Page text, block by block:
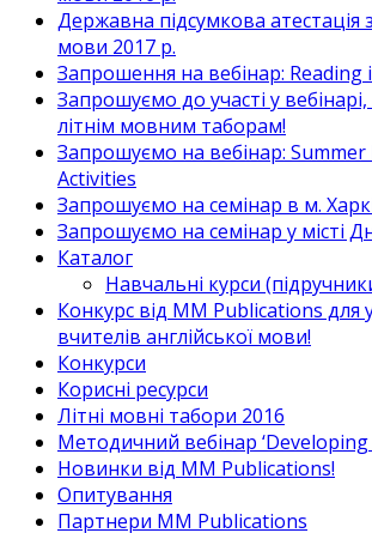
Державна підсумкова атестація
мови 2017 р.
Запрошення на вебінар: Reading
Запрошуємо до участі у
літнім мовним таборам!
Запрошуємо на вебінар:
Activities
Запрошуємо на семінар в м.
Запрошуємо на семінар у місті
Каталог
Навчальні курси
Конкурс від MM Publications для
вчителів англійської мови!
Конкурси
Корисні ресурси
Літні мовні табори 2016
Методичний вебінар
Новинки від MM Publications!
Опитування
Партнери MM Publications